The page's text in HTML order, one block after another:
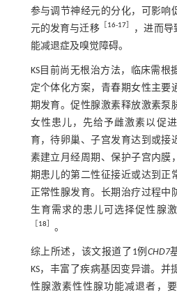
参与调节神经元的分化，可影响
元的发育与迁移 ［16-17］
，进而导
能减退症及嗅觉障碍。
KS目前尚无根治方法，临床需根
定个体化方案，青春期女性主要
期发育。促性腺激素释放激素泵
女性患儿，先给予雌激素以促
育，待卵巢、子宫发育达到或接
素建立月经周期、保护子宫内膜
期患儿的第二性征接近或达到正
正常性腺发育。长期治疗过程中
生育需求的患儿可选择促性腺
［18］ 。
综上所述，该文报道了1例 CHD7
KS，丰富了疾病基因变异谱。并
性腺激素性性腺功能减退者，